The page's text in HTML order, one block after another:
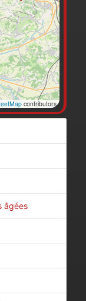
contributors
âgées